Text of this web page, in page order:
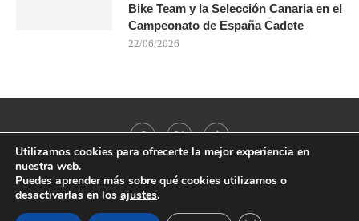
Bike Team y la Selección Canaria en el
Campeonato de España Cadete
22/06/2026
@2021 - All Right Reserved. Designed and Developed by
Utilizamos cookies para ofrecerte la mejor experiencia en
nuestra web.
Puedes aprender más sobre qué cookies utilizamos o
desactivarlas en los ajustes.